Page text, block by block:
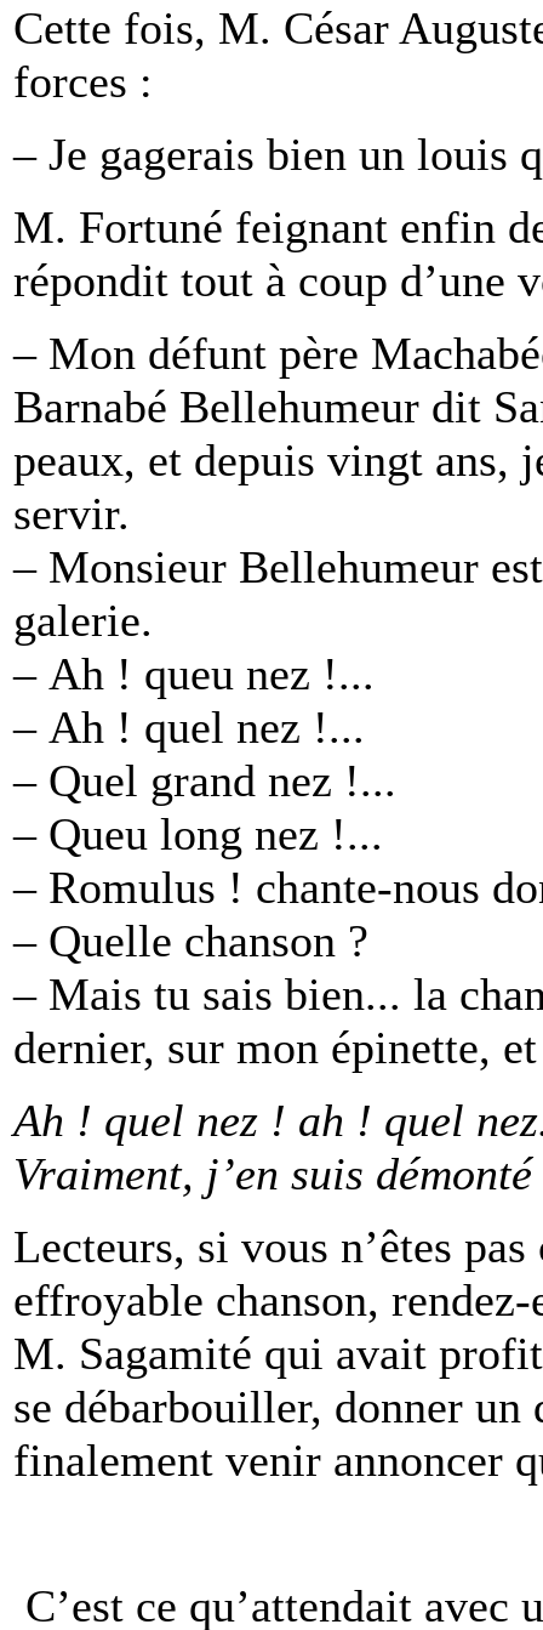
Cette fois, M. César
forces :
– Je gagerais bien un louis
M. Fortuné feignant enfin
répondit tout à coup d’une
– Mon défunt père
Barnabé Bellehumeur dit
peaux, et depuis vingt ans,
servir.
– Monsieur Bellehumeur
galerie.
– Ah ! queu nez !...
– Ah ! quel nez !...
– Quel grand nez !...
– Queu long nez !...
– Romulus ! chante-nous
– Quelle chanson ?
– Mais tu sais bien... la
dernier, sur mon épinette,
Ah ! quel nez ! ah ! quel
Vraiment, j’en suis
Lecteurs, si vous n’êtes
effroyable chanson, rendez-
M. Sagamité qui avait
se débarbouiller, donner
finalement venir annoncer
C’est ce qu’attendait